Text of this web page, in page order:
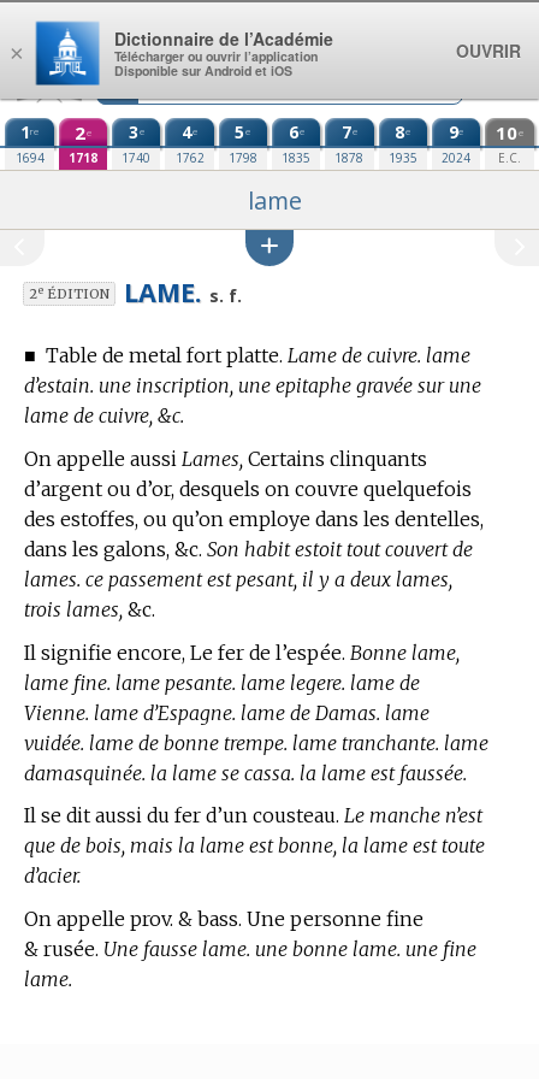
Aller au contenu
1re
1694
2e
1718
3e
1740
4e
1762
5e
1798
6e
1835
7e
1878
8e
1935
9e
2024
10e
E.C.
lame
2eÉDITION LAME. s. f.
■ Table de metal fort platte. Lame de cuivre. lame
d’estain. une inscription, une epitaphe gravée sur une
lame de cuivre, &c.
On appelle aussi Lames, Certains clinquants
d’argent ou d’or, desquels on couvre quelquefois
des estoffes, ou qu’on employe dans les dentelles,
dans les galons, &c. Son habit estoit tout couvert de
lames. ce passement est pesant, il y a deux lames,
trois lames, &c.
Il signifie encore, Le fer de l’espée. Bonne lame,
lame fine. lame pesante. lame legere. lame de
Vienne. lame d’Espagne. lame de Damas. lame
vuidée. lame de bonne trempe. lame tranchante. lame
damasquinée. la lame se cassa. la lame est faussée.
Il se dit aussi du fer d’un cousteau. Le manche n’est
que de bois, mais la lame est bonne, la lame est toute
d’acier.
On appelle prov. & bass. Une personne fine
& rusée. Une fausse lame. une bonne lame. une fine
lame.
×
Dictionnaire de l’Académie
Télécharger ou ouvrir l’application
Disponible sur Android et iOS
OUVRIR